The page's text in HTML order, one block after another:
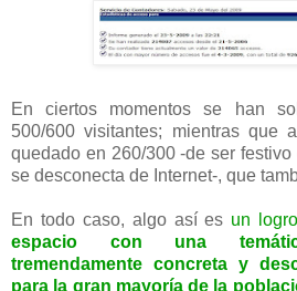
En ciertos momentos se han
500/600 visitantes; mientras que
quedado en 260/300 -de ser
se desconecta de Internet-, que
En todo caso, algo así es un
espacio con una
tremendamente concreta y
para la gran mayoría de la